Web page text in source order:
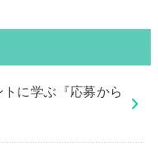
に学ぶ『応募から